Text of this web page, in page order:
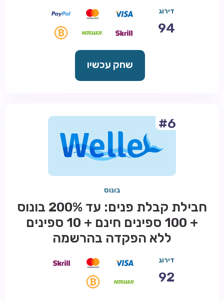
דירוג
94
שחק עכשיו
#6
בונוס
חבילת קבלת פנים: עד 200% בונוס
+ 100 ספינים חינם + 10 ספינים
ללא הפקדה בהרשמה
דירוג
92